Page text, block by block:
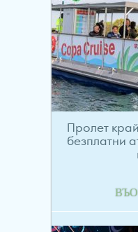
Пролет
безплатни